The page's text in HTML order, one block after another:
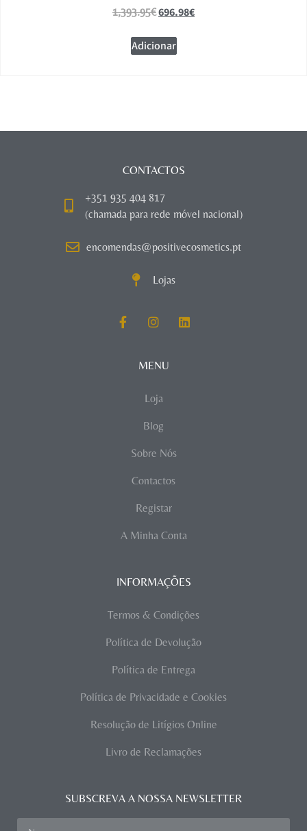
1,393.95€696.98€
Adicionar
CONTACTOS
+351 935 404 817
(chamada para rede móvel nacional)
encomendas@positivecosmetics.pt
Lojas
MENU
Loja
Blog
Sobre Nós
Contactos
Registar
A Minha Conta
INFORMAÇÕES
Termos & Condições
Política de Devolução
Política de Entrega
Política de Privacidade e Cookies
Resolução de Litígios Online
Livro de Reclamações
SUBSCREVA A NOSSA NEWSLETTER